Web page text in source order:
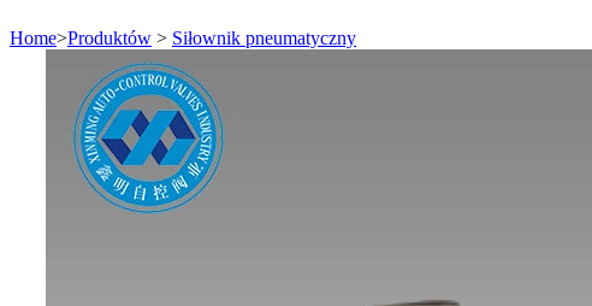
Home>Produktów > Siłownik pneumatyczny